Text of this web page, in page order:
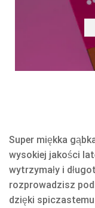
Super miękka
wysokiej jakości
wytrzymały i
rozprowadzisz
dzięki